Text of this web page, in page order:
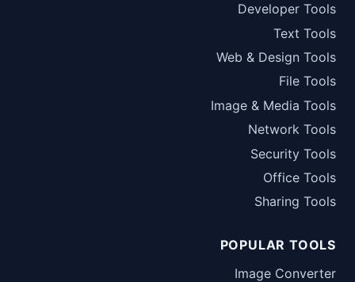
Developer Tools
Text Tools
Web & Design Tools
File Tools
Image & Media Tools
Network Tools
Security Tools
Office Tools
Sharing Tools
POPULAR TOOLS
Image Converter